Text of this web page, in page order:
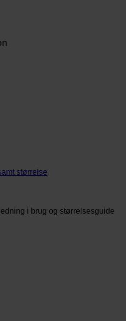
i brug og størrelsesguide